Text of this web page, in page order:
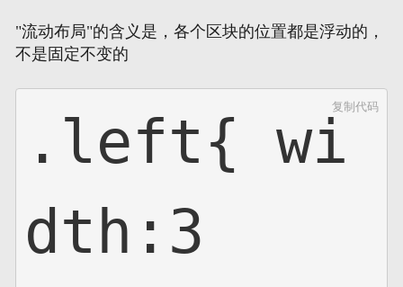
"流动布局"的含义是，各个区块的位置都是浮动的，
不是固定不变的
复制代码
.left{ wi
dth:3